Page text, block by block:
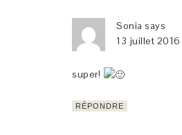
Sonia says
13 juillet
super!
RÉPONDRE